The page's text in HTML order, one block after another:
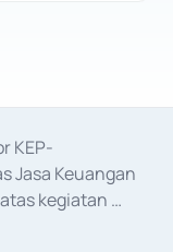
KEP-
Jasa Keuangan
kegiatan